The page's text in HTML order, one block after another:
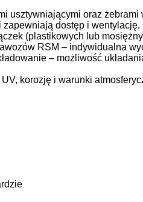
usztywniającymi oraz
zapewniają dostęp i
(plastikowych lub
RSM – indywidualna
– możliwość
korozję i warunki